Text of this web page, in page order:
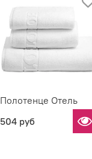
Полотенце Отель
504 руб